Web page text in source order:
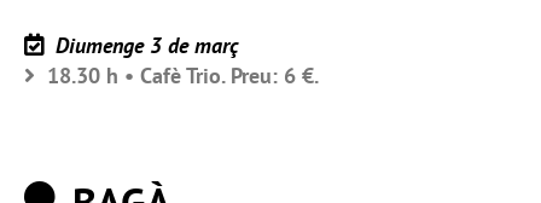
Diumenge 3 de març
18.30 h • Cafè Trio. Preu: 6 €.